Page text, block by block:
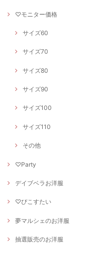
♡モニター価格
サイズ60
サイズ70
サイズ80
サイズ90
サイズ100
サイズ110
その他
♡Party
デイブベラお洋服
♡ぴこすたい
夢マルシェのお洋服
抽選販売のお洋服